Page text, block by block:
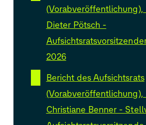
(Vorabveröffentlichung),
Dieter Pötsch -
2026
Bericht des Aufsichtsrats
(Vorabveröffentlichung),
Christiane Benner -